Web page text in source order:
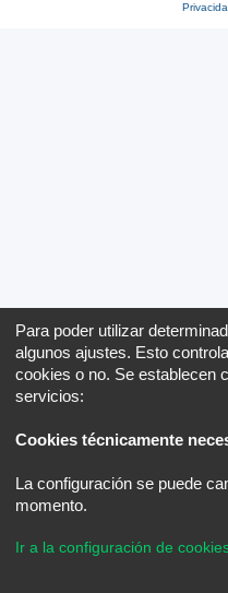
Para poder utilizar
algunos ajustes. Esto
cookies o no. Se establecen
servicios:
Cookies técnicamente
La configuración se puede
momento.
Ir a la configuración de